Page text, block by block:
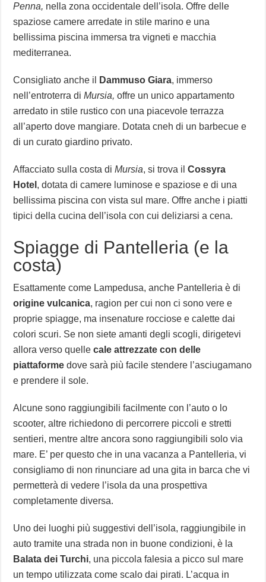
Penna, nella zona occidentale dell’isola. Offre delle
spaziose camere arredate in stile marino e una
bellissima piscina immersa tra vigneti e macchia
mediterranea.
Consigliato anche il Dammuso Giara, immerso
nell’entroterra diMursia, offre un unico appartamento
arredato in stile rustico con una piacevole terrazza
all’aperto dove mangiare. Dotata cneh di un barbecue e
di un curato giardino privato.
Affacciato sulla costa diMursia, si trova ilCossyra
Hotel , dotata di camere luminose e spaziose e di una
bellissima piscina con vista sul mare. Offre anche i piatti
tipici della cucina dell’isola con cui deliziarsi a cena.
Spiagge di Pantelleria (e la
costa)
Esattamente come Lampedusa, anche Pantelleria è di
origine vulcanica, ragion per cui non ci sono vere e
proprie spiagge, ma insenature rocciose e calette dai
colori scuri. Se non siete amanti degli scogli, dirigetevi
allora verso quellecale attrezzate con delle
piattaforme dove sarà più facile stendere l’asciugamano
e prendere il sole.
Alcune sono raggiungibili facilmente con l’auto o lo
scooter, altre richiedono di percorrere piccoli e stretti
sentieri, mentre altre ancora sono raggiungibili solo via
mare. E’ per questo che in una vacanza a Pantelleria, vi
consigliamo di non rinunciare ad una gita in barca che vi
permetterà di vedere l’isola da una prospettiva
completamente diversa.
Uno dei luoghi più suggestivi dell’isola, raggiungibile in
auto tramite una strada non in buone condizioni, è la
Balata dei Turchi, una piccola falesia a picco sul mare
un tempo utilizzata come scalo dai pirati. L’acqua in